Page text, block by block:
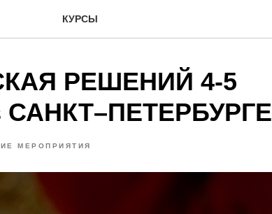
КУРСЫ
РЕШЕНИЙ 4-5
САНКТ–ПЕТЕРБУРГЕ
МЕРОПРИЯТИЯ